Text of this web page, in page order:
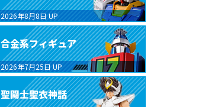
2026年8月8日 UP
合金系フィギュア
2026年7月25日 UP
聖闘士聖衣神話